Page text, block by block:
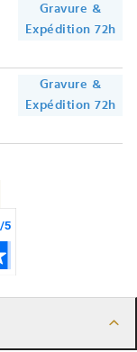
Gravure &
Expédition 72h
Gravure &
Expédition 72h